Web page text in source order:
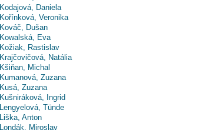
Kodajová, Daniela
Kořínková, Veronika
Kováč, Dušan
Kowalská, Eva
Kožiak, Rastislav
Krajčovičová, Natália
Kšiňan, Michal
Kumanová, Zuzana
Kusá, Zuzana
Kušniráková, Ingrid
Lengyelová, Tünde
Liška, Anton
Londák, Miroslav